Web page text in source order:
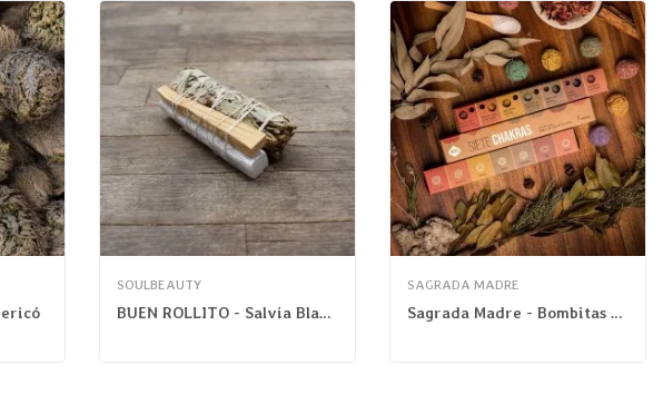
SOULBEAUTY
BUEN ROLLITO - Salvia Blanca Palo Santo Selenita
SAGRADA MADRE
Sagrada Madre - Bombitas Defumación 7 Chakras